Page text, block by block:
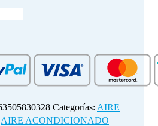
Categorías: AIRE
AIRE ACONDICIONADO